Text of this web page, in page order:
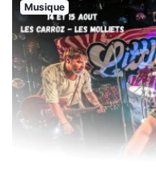
Musique